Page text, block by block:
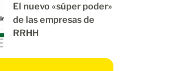
El nuevo «súper poder»
de las empresas de
RRHH